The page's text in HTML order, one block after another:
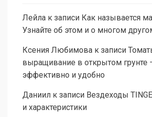
Лейла к записи Как называется
Узнайте об этом и о многом
Ксения Любимова к записи
выращивание в открытом грунте
эффективно и удобно
Даниил к записи Вездеходы
и характеристики